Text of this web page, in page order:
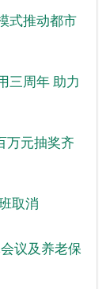
式推动都市
三周年 助力
万元抽奖齐
取消
议及养老保